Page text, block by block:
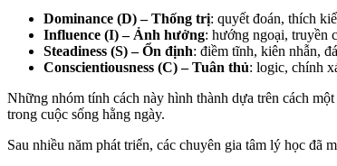
Dominance (D) – Thống trị: quyết đoán, thích
Influence (I) – Ảnh hưởng: hướng ngoại, truyền
Steadiness (S) – Ổn định: điềm tĩnh, kiên nhẫn,
Conscientiousness (C) – Tuân thủ: logic, chính
Những nhóm tính cách này hình thành dựa trên cách
trong cuộc sống hằng ngày.
Sau nhiều năm phát triển, các chuyên gia tâm lý học đã